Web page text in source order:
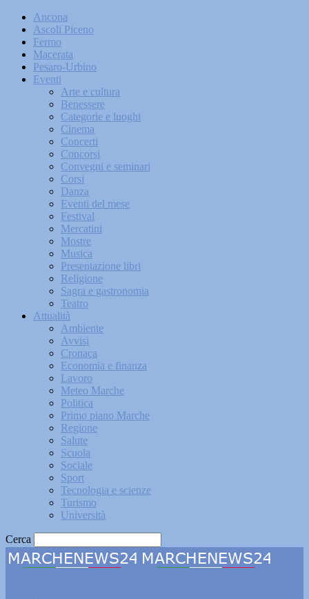
Ancona
Ascoli Piceno
Fermo
Macerata
Pesaro-Urbino
Eventi
Arte e cultura
Benessere
Categorie e luoghi
Cinema
Concerti
Concorsi
Convegni e seminari
Corsi
Danza
Eventi del mese
Festival
Mercatini
Mostre
Musica
Presentazione libri
Religione
Sagra e gastronomia
Teatro
Attualità
Ambiente
Avvisi
Cronaca
Economia e finanza
Lavoro
Meteo Marche
Politica
Primo piano Marche
Regione
Salute
Scuola
Sociale
Sport
Tecnologia e scienze
Turismo
Università
Cerca